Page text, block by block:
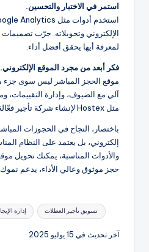
استمر في الاختبار والتحسين.
الإلكتروني وتحويلاته. جرّب
لمعرفة أيها يحقق أفضل أداء.
فكر أبعد من مجرد الموقع الإلكتروني.
موقع الحجز المباشر ليس سوى جزء
آلي مع الضيوف، وإدارة التقييمات،
مثل Hostex لإنشاء شركة تأجير فعّالة حقًا.
باختصار، النجاح في الحجوزات
إلكتروني، بل يعتمد على النظام
والأدوات المناسبة، يمكنك تحويل
حجز موثوق وعالي الأداء، يدعم
العلامات: إدارة تسويق تأجير العطلات
آخر تحديث في 15 يوليو 2025